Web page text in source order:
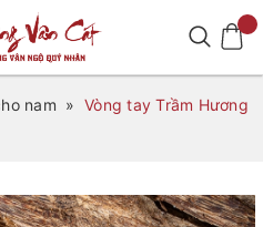
nam » Vòng tay Trầm Hương